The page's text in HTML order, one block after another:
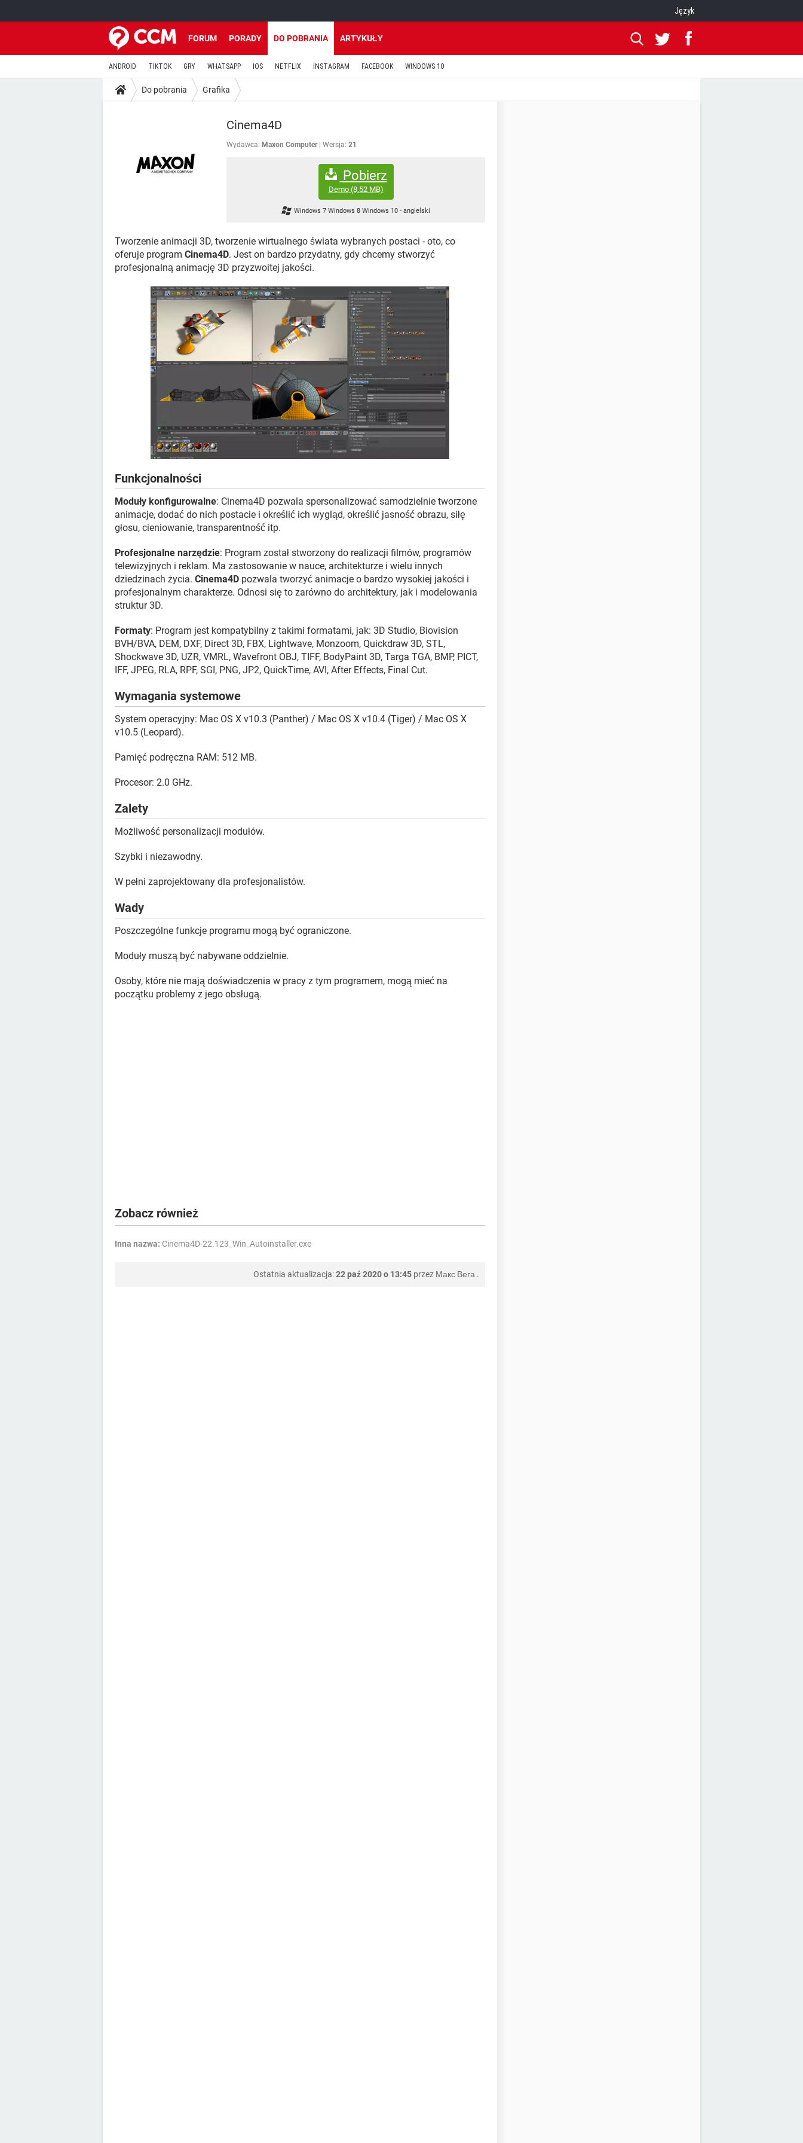
Język
FORUM PORADY DO POBRANIA ARTYKUŁY
ANDROID TIKTOK GRY WHATSAPP IOS NETFLIX INSTAGRAM FACEBOOK WINDOWS 10
Do pobrania Grafika
Cinema4D
Wydawca: Maxon Computer Wersja: 21
Pobierz
Demo(8,52 MB)
Windows 7 Windows 8 Windows 10 - angielski
Tworzenie animacji 3D, tworzenie wirtualnego świata wybranych postaci - oto, co
oferuje program Cinema4D. Jest on bardzo przydatny, gdy chcemy stworzyć
profesjonalną animację 3D przyzwoitej jakości.
Funkcjonalności
Moduły konfigurowalne: Cinema4D pozwala spersonalizować samodzielnie tworzone
animacje, dodać do nich postacie i określić ich wygląd, określić jasność obrazu, siłę
głosu, cieniowanie, transparentność itp.
Profesjonalne narzędzie: Program został stworzony do realizacji filmów, programów
telewizyjnych i reklam. Ma zastosowanie w nauce, architekturze i wielu innych
dziedzinach życia. Cinema4D pozwala tworzyć animacje o bardzo wysokiej jakości i
profesjonalnym charakterze. Odnosi się to zarówno do architektury, jak i modelowania
struktur 3D.
Formaty: Program jest kompatybilny z takimi formatami, jak: 3D Studio, Biovision
BVH/BVA, DEM, DXF, Direct 3D, FBX, Lightwave, Monzoom, Quickdraw 3D, STL,
Shockwave 3D, UZR, VMRL, Wavefront OBJ, TIFF, BodyPaint 3D, Targa TGA, BMP, PICT,
IFF, JPEG, RLA, RPF, SGI, PNG, JP2, QuickTime, AVI, After Effects, Final Cut.
Wymagania systemowe
System operacyjny: Mac OS X v10.3 (Panther) / Mac OS X v10.4 (Tiger) / Mac OS X
v10.5 (Leopard).
Pamięć podręczna RAM: 512 MB.
Procesor: 2.0 GHz.
Zalety
Możliwość personalizacji modułów.
Szybki i niezawodny.
W pełni zaprojektowany dla profesjonalistów.
Wady
Poszczególne funkcje programu mogą być ograniczone.
Moduły muszą być nabywane oddzielnie.
Osoby, które nie mają doświadczenia w pracy z tym programem, mogą mieć na
początku problemy z jego obsługą.
Zobacz również
Inna nazwa: Cinema4D-22.123_Win_Autoinstaller.exe
Ostatnia aktualizacja:22 paź 2020 o 13:45 przez Макс Вега .